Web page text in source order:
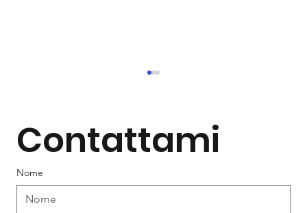
Contattami
Nome